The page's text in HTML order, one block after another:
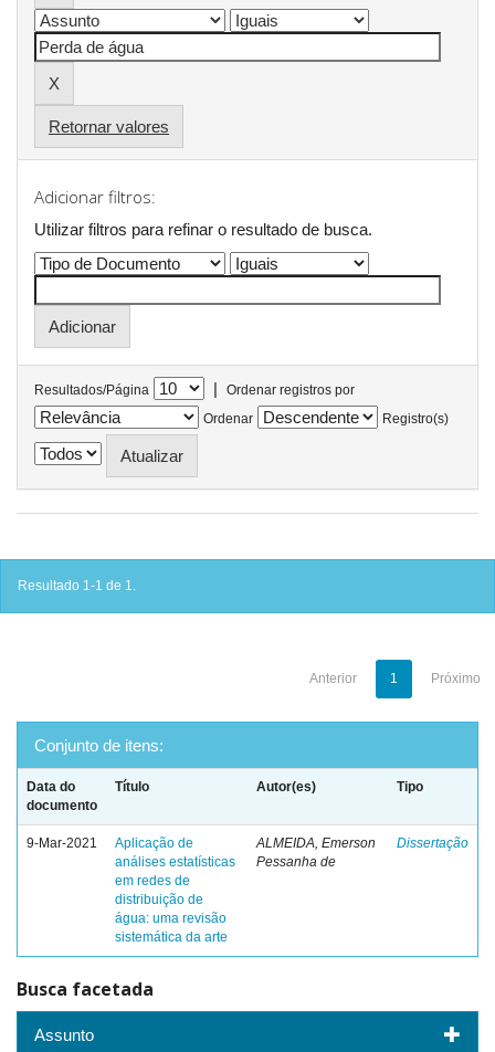
Retornar valores
Adicionar filtros:
Utilizar filtros para refinar o resultado de busca.
Resultados/Página |
Ordenar registros por
Ordenar
Registro(s)
Resultado 1-1 de 1.
Anterior 1 Próximo
Conjunto de itens:
Data do
documento
Título Autor(es) Tipo
9-Mar-2021
Aplicação de
análises estatísticas
em redes de
distribuição de
água: uma revisão
sistemática da arte
ALMEIDA, Emerson
Pessanha de
Dissertação
Busca facetada
Assunto